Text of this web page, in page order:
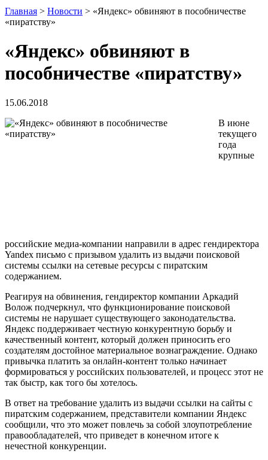
Главная > Новости > «Яндекс» обвиняют в пособничестве
«пиратству»
«Яндекс» обвиняют в
пособничестве «пиратству»
15.06.2018
В июне
текущего
года
крупные
российские медиа-компании направили в адрес гендиректора
Yandex письмо с призывом удалить из выдачи поисковой
системы ссылки на сетевые ресурсы с пиратским
содержанием.
Реагируя на обвинения, гендиректор компании Аркадий
Волож подчеркнул, что функционирование поисковой
системы не нарушает существующего законодательства.
Яндекс поддерживает честную конкурентную борьбу и
качественный контент, который должен приносить его
создателям достойное материальное вознаграждение. Однако
привычка платить за онлайн-контент только начинает
формироваться у российских пользователей, и процесс этот не
так быстр, как того бы хотелось.
В ответ на требование удалить из выдачи ссылки на сайты с
пиратским содержанием, представители компании Яндекс
сообщили, что это может повлечь за собой злоупотребление
правообладателей, что приведет в конечном итоге к
нечестной конкуренции.